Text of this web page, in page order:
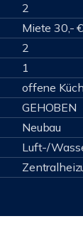
2
Miete 30,-
2
1
offene
GEHOBEN
Neubau
Luft-/